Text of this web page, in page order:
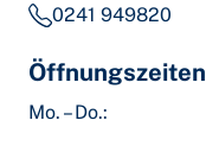
0241 949820
Öffnungszeiten
Mo. – Do.: